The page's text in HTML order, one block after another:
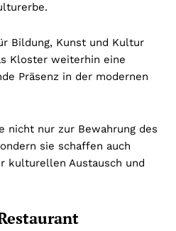
Bildung, Kunst und Kultur
Kloster weiterhin eine
Präsenz in der modernen
nicht nur zur Bewahrung des
sie schaffen auch
kulturellen Austausch und